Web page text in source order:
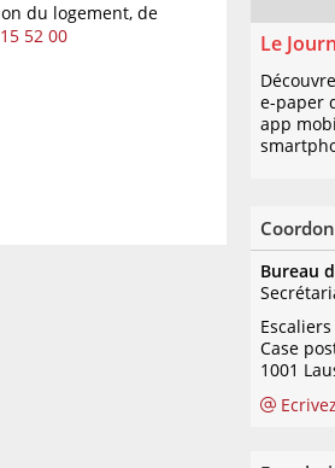
du logement, de
52 00
Le
e-paper
app
Bureau
Case
1001